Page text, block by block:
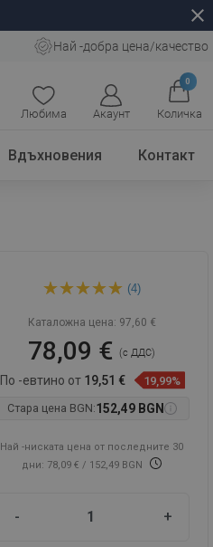
close
Най -добра цена/качество
Любима Акаунт
0
Количка
Вдъхновения Контакт
Mexen T45 душ колона,
черна - 798454593-70
(4)
Каталожна цена: 97,60 €
78,09 €(с ДДС)
По -евтино от 19,51 €
19,99%
Стара цена BGN:152,49 BGN
Най -ниската цена от последните 30
дни: 78,09 €/ 152,49 BGN
- +